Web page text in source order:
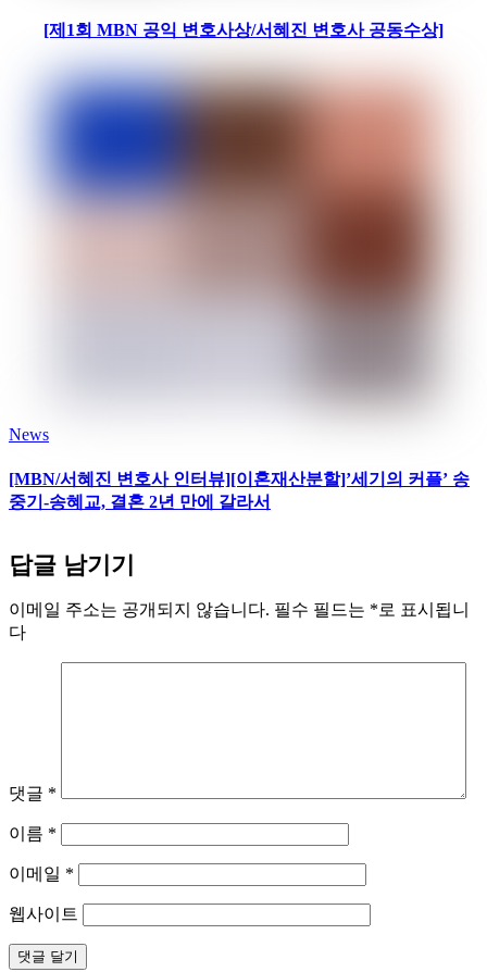
[제1회 MBN 공익 변호사상/서혜진 변호사 공동수상]
News
[MBN/서혜진 변호사 인터뷰][이혼재산분할]’세기의 커플’ 송
중기-송혜교, 결혼 2년 만에 갈라서
답글 남기기
이메일 주소는 공개되지 않습니다. 필수 필드는 *로 표시됩니
다
댓글 *
이름 *
이메일 *
웹사이트